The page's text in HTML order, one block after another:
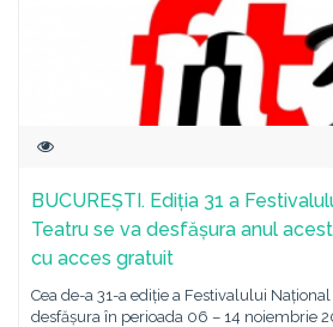
BUCUREȘTI. Ediția 31 a
Teatru se va desfășura anul
cu acces gratuit
Cea de-a 31-a ediție a Festivalului Național
desfășura în perioada 06 – 14 noiembrie